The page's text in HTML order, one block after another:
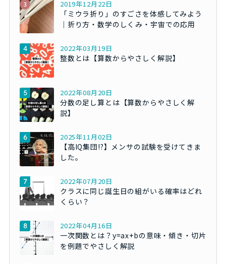
2019年12月22日
「ミウラ折り」のすごさを体感してみよう
｜折り方・数学のしくみ・宇宙での応用
2022年03月19日
整数とは【算数からやさしく解説】
2022年08月20日
分数の足し算とは【算数からやさしく解
説】
2025年11月02日
【高IQ集団!?】メンサの試験を受けてきま
した。
2022年07月20日
クラスに同じ誕生日の組がいる確率はどれ
くらい？
2022年04月16日
一次関数とは？y=ax+bの意味・傾き・切片
を例題でやさしく解説